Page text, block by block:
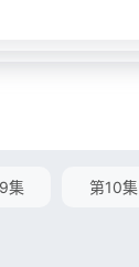
集 第10集